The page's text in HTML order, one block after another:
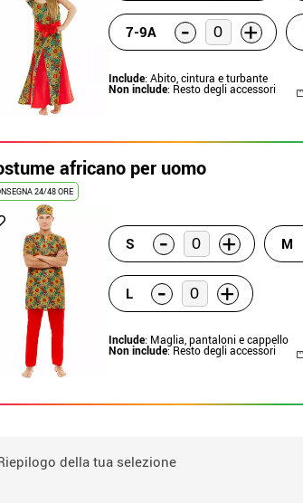
7-9A - +
Include: Abito, cintura e turbante
Non include: Resto degli accessori
africano per uomo
24/48 ORE
S - + M
L - +
Include: Maglia, pantaloni e cappello
Non include: Resto degli accessori
della tua selezione